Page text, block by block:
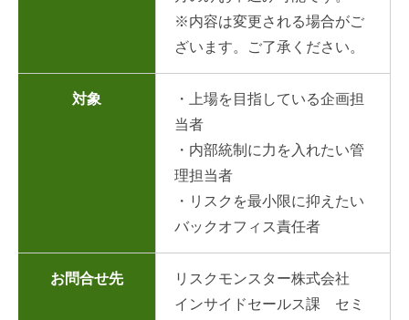
※内容は変更される場合がご
ざいます。ご了承ください。
対象
・上場を目指している企画担
当者
・内部統制に力を入れたい管
理担当者
・リスクを最小限に抑えたい
バックオフィス責任者
お問合せ先
リスクモンスター株式会社
インサイドセールス課 セミ